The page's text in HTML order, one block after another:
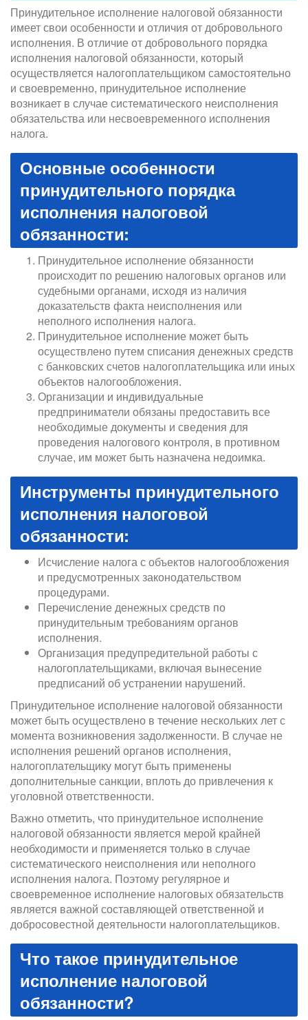
Принудительное исполнение налоговой обязанности
имеет свои особенности и отличия от добровольного
исполнения. В отличие от добровольного порядка
исполнения налоговой обязанности, который
осуществляется налогоплательщиком самостоятельно
и своевременно, принудительное исполнение
возникает в случае систематического неисполнения
обязательства или несвоевременного исполнения
налога.
Основные особенности
принудительного порядка
исполнения налоговой
обязанности:
Принудительное исполнение обязанности
происходит по решению налоговых органов или
судебными органами, исходя из наличия
доказательств факта неисполнения или
неполного исполнения налога.
Принудительное исполнение может быть
осуществлено путем списания денежных средств
с банковских счетов налогоплательщика или иных
объектов налогообложения.
Организации и индивидуальные
предприниматели обязаны предоставить все
необходимые документы и сведения для
проведения налогового контроля, в противном
случае, им может быть назначена недоимка.
Инструменты принудительного
исполнения налоговой
обязанности:
Исчисление налога с объектов налогообложения
и предусмотренных законодательством
процедурами.
Перечисление денежных средств по
принудительным требованиям органов
исполнения.
Организация предупредительной работы с
налогоплательщиками, включая вынесение
предписаний об устранении нарушений.
Принудительное исполнение налоговой обязанности
может быть осуществлено в течение нескольких лет с
момента возникновения задолженности. В случае не
исполнения решений органов исполнения,
налогоплательщику могут быть применены
дополнительные санкции, вплоть до привлечения к
уголовной ответственности.
Важно отметить, что принудительное исполнение
налоговой обязанности является мерой крайней
необходимости и применяется только в случае
систематического неисполнения или неполного
исполнения налога. Поэтому регулярное и
своевременное исполнение налоговых обязательств
является важной составляющей ответственной и
добросовестной деятельности налогоплательщиков.
Что такое принудительное
исполнение налоговой
обязанности?